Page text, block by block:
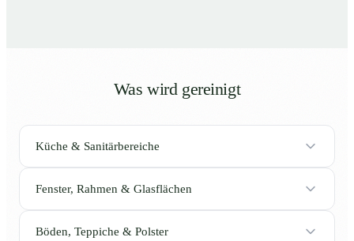
Was wird gereinigt
Küche & Sanitärbereiche
Fenster, Rahmen & Glasflächen
Böden, Teppiche & Polster